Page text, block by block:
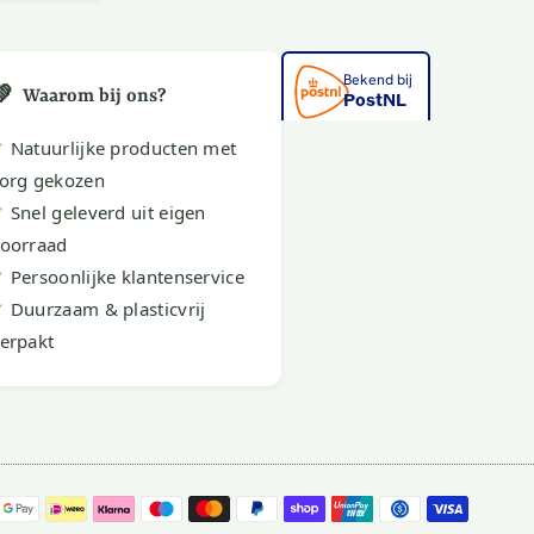
Waarom bij ons?
Natuurlijke producten met
gekozen
Snel geleverd uit eigen
Persoonlijke klantenservice
Duurzaam & plasticvrij